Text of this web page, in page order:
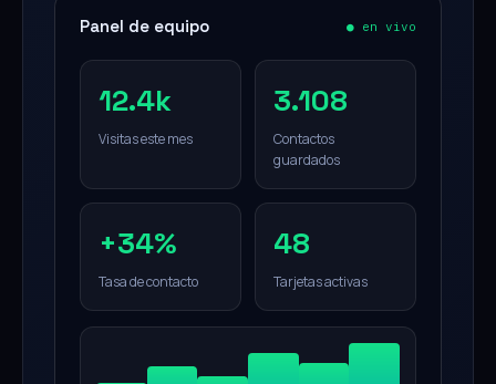
Panel de equipo ● en vivo
12.4k
Visitas este mes
3.108
Contactos
guardados
+34%
Tasa de contacto
48
Tarjetas activas